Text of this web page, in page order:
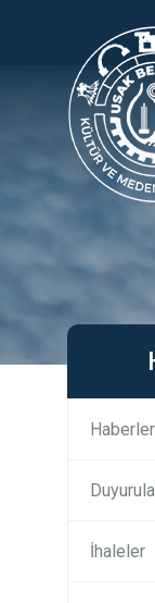
Haberler
İhaleler